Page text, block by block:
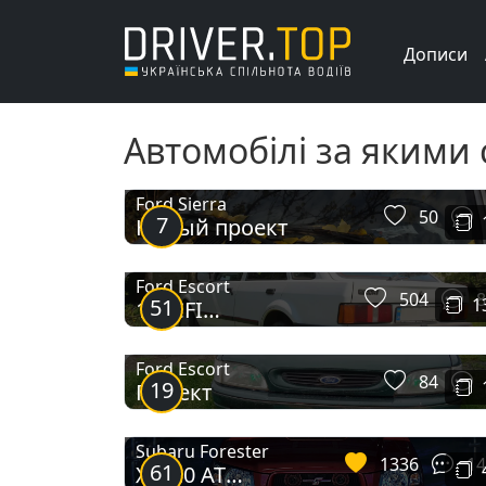
Дописи
Автомобілі за якими
7
Ford Sierra
Новый проект 50
51
Ford Escort
1.4 CFI
Моноінжектор
504
19
Ford Escort
Проект 84
61
Subaru Forester
XT 2.0 AT
1336